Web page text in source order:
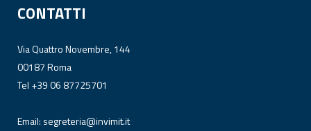
CONTATTI
Via Quattro Novembre, 144
00187 Roma
Tel +39 06 87725701
Email: segreteria@invimit.it